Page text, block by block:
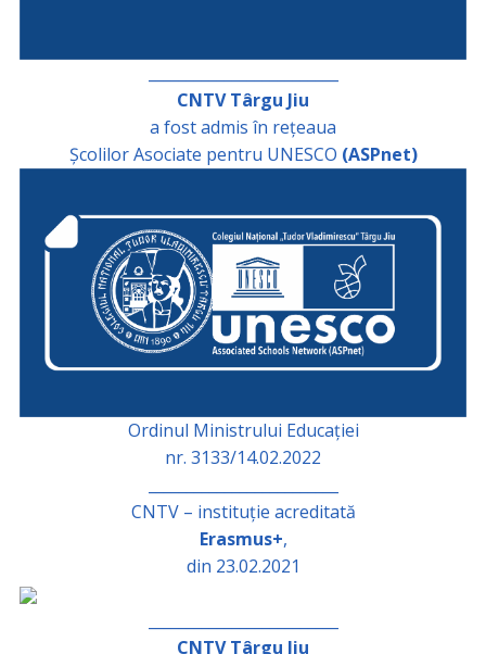
CNTV Târgu Jiu
a fost admis în rețeaua
Școlilor Asociate pentru UNESCO (ASPnet)
Ordinul Ministrului Educației
nr. 3133/14.02.2022
CNTV – instituție acreditată
Erasmus+,
din 23.02.2021
CNTV Târgu Jiu